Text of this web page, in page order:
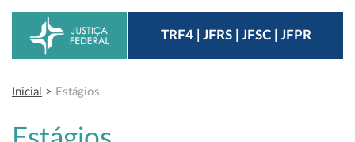
TRF4 | JFRS | JFSC | JFPR
Inicial > Estágios